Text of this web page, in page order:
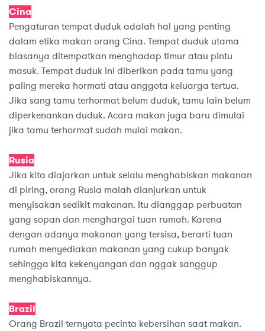
Cina
Pengaturan tempat duduk adalah hal yang penting
dalam etika makan orang Cina. Tempat duduk utama
biasanya ditempatkan menghadap timur atau pintu
masuk. Tempat duduk ini diberikan pada tamu yang
paling mereka hormati atau anggota keluarga tertua.
Jika sang tamu terhormat belum duduk, tamu lain belum
diperkenankan duduk. Acara makan juga baru dimulai
jika tamu terhormat sudah mulai makan.
Rusia
Jika kita diajarkan untuk selalu menghabiskan makanan
di piring, orang Rusia malah dianjurkan untuk
menyisakan sedikit makanan. Itu dianggap perbuatan
yang sopan dan menghargai tuan rumah. Karena
dengan adanya makanan yang tersisa, berarti tuan
rumah menyediakan makanan yang cukup banyak
sehingga kita kekenyangan dan nggak sanggup
menghabiskannya.
Brazil
Orang Brazil ternyata pecinta kebersihan saat makan.